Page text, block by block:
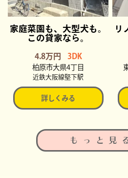
家庭菜園も、大型犬も。
この貸家なら。
4.8万円 3DK
柏原市大県4丁目
近鉄大阪線堅下駅
詳しくみる
リ
もっと見